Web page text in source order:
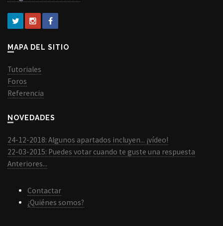
MAPA DEL SITIO
Tutoriales
Foros
Referencia
NOVEDADES
24-12-2018: Algunos apartados incluyen... ¡vídeo!
22-03-2015: Puedes votar cuando te guste una respuesta
Anteriores...
Contactar
¿Quiénes somos?